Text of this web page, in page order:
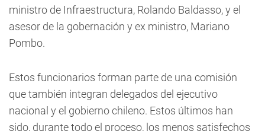
ministro de Infraestructura, Rolando Baldasso, y el
asesor de la gobernación y ex ministro, Mariano
Pombo.
Estos funcionarios forman parte de una comisión
que también integran delegados del ejecutivo
nacional y el gobierno chileno. Estos últimos han
sido, durante todo el proceso, los menos satisfechos